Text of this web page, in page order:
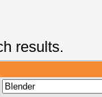
results.